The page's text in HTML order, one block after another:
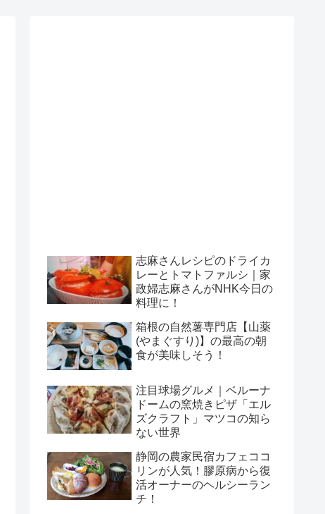
志麻さんレシピのドライカ
レーとトマトファルシ｜家
政婦志麻さんがNHK今日の
料理に！
箱根の自然薯専門店【山薬
(やまぐすり)】の最高の朝
食が美味しそう！
注目球場グルメ｜ベルーナ
ドームの窯焼きピザ「エル
ズクラフト」マツコの知ら
ない世界
静岡の農家民宿カフェココ
リンが人気！膠原病から復
活オーナーのヘルシーラン
チ！